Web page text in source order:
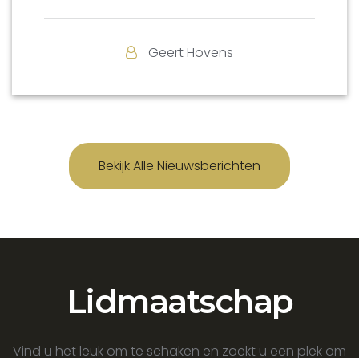
Geert Hovens
Bekijk Alle Nieuwsberichten
Lidmaatschap
Vind u het leuk om te schaken en zoekt u een plek om